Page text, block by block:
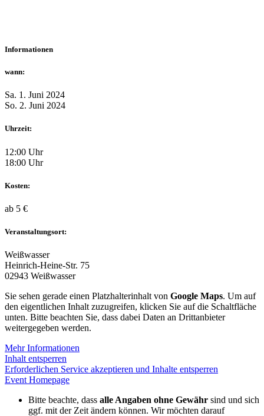
Informationen
wann:
Sa. 1. Juni 2024
So. 2. Juni 2024
Uhrzeit:
12:00 Uhr
18:00 Uhr
Kosten:
ab 5 €
Veranstaltungsort:
Weißwasser
Heinrich-Heine-Str. 75
02943 Weißwasser
Sie sehen gerade einen Platzhalterinhalt von Google Maps. Um auf
den eigentlichen Inhalt zuzugreifen, klicken Sie auf die Schaltfläche
unten. Bitte beachten Sie, dass dabei Daten an Drittanbieter
weitergegeben werden.
Mehr Informationen
Inhalt entsperren
Erforderlichen Service akzeptieren und Inhalte entsperren
Event Homepage
Bitte beachte, dass alle Angaben ohne Gewähr sind und sich
ggf. mit der Zeit ändern können. Wir möchten darauf